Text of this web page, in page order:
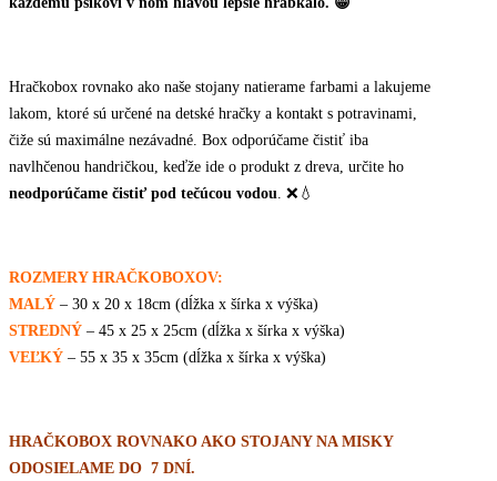
Hračkobox rovnako ako naše stojany natierame farbami a lakujeme
lakom, ktoré sú určené na detské hračky a kontakt s potravinami,
čiže sú maximálne nezávadné. Box odporúčame čistiť iba
navlhčenou handričkou, keďže ide o produkt z dreva, určite ho
neodporúčame čistiť pod tečúcou vodou . ❌💧
ROZMERY HRAČKOBOXOV:
MALÝ – 30 x 20 x 18cm (dĺžka x šírka x výška)
STREDNÝ – 45 x 25 x 25cm (dĺžka x šírka x výška)
VEĽKÝ – 55 x 35 x 35cm (dĺžka x šírka x výška)
HRAČKOBOX ROVNAKO AKO STOJANY NA MISKY
ODOSIELAME DO 7 DNÍ.